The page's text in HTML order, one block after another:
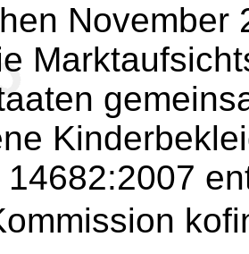
November
14682:2007